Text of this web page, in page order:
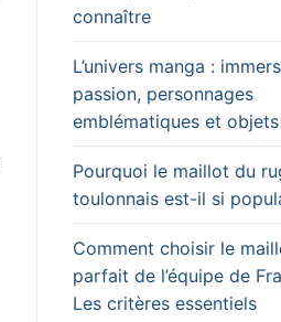
connaître
L’univers manga :
passion, personnages
emblématiques et
Pourquoi le maillot du
toulonnais est-il si
Comment choisir le
parfait de l’équipe de
Les critères essentiels